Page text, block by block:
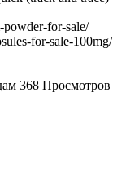
powder-for-sale/
for-sale-100mg/
368 Просмотров